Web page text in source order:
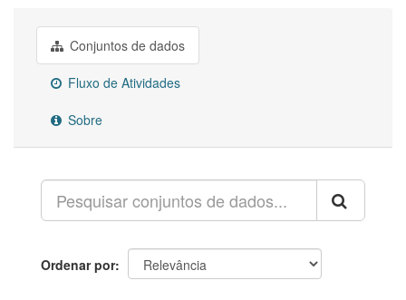
Conjuntos de dados
Fluxo de Atividades
Sobre
Ordenar por